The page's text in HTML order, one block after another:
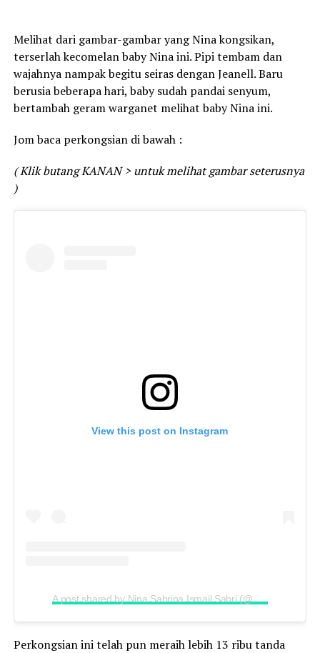
Melihat dari gambar-gambar yang Nina kongsikan,
terserlah kecomelan baby Nina ini. Pipi tembam dan
wajahnya nampak begitu seiras dengan Jeanell. Baru
berusia beberapa hari, baby sudah pandai senyum,
bertambah geram warganet melihat baby Nina ini.
Jom baca perkongsian di bawah :
( Klik butang KANAN > untuk melihat gambar seterusnya
)
View this post on Instagram
A post shared by Nina Sabrina Ismail Sabri (@ninaismailsabri)
Perkongsian ini telah pun meraih lebih 13 ribu tanda